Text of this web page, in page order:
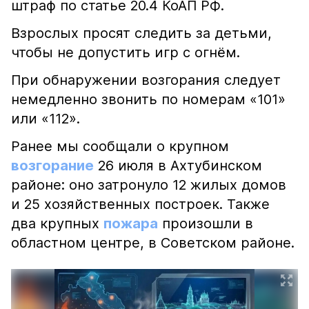
штраф по статье 20.4 КоАП РФ.
Взрослых просят следить за детьми,
чтобы не допустить игр с огнём.
При обнаружении возгорания следует
немедленно звонить по номерам «101»
или «112».
Ранее мы сообщали о крупном
возгорание 26 июля в Ахтубинском
районе: оно затронуло 12 жилых домов
и 25 хозяйственных построек. Также
два крупных пожара произошли в
областном центре, в Советском районе.